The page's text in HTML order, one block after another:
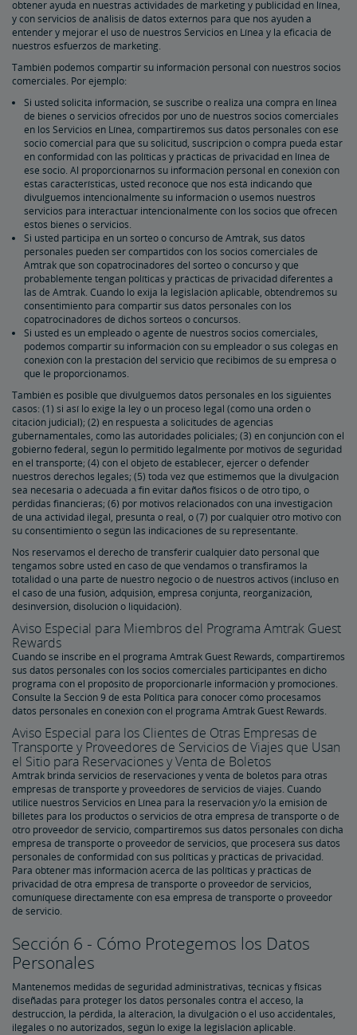
obtener ayuda en nuestras actividades de marketing y publicidad en línea,
y con servicios de análisis de datos externos para que nos ayuden a
entender y mejorar el uso de nuestros Servicios en Línea y la eficacia de
nuestros esfuerzos de marketing.
También podemos compartir su información personal con nuestros socios
comerciales. Por ejemplo:
Si usted solicita información, se suscribe o realiza una compra en línea
de bienes o servicios ofrecidos por uno de nuestros socios comerciales
en los Servicios en Línea, compartiremos sus datos personales con ese
socio comercial para que su solicitud, suscripción o compra pueda estar
en conformidad con las políticas y prácticas de privacidad en línea de
ese socio. Al proporcionarnos su información personal en conexión con
estas características, usted reconoce que nos está indicando que
divulguemos intencionalmente su información o usemos nuestros
servicios para interactuar intencionalmente con los socios que ofrecen
estos bienes o servicios.
Si usted participa en un sorteo o concurso de Amtrak, sus datos
personales pueden ser compartidos con los socios comerciales de
Amtrak que son copatrocinadores del sorteo o concurso y que
probablemente tengan políticas y prácticas de privacidad diferentes a
las de Amtrak. Cuando lo exija la legislación aplicable, obtendremos su
consentimiento para compartir sus datos personales con los
copatrocinadores de dichos sorteos o concursos.
Si usted es un empleado o agente de nuestros socios comerciales,
podemos compartir su información con su empleador o sus colegas en
conexión con la prestación del servicio que recibimos de su empresa o
que le proporcionamos.
También es posible que divulguemos datos personales en los siguientes
casos: (1) si así lo exige la ley o un proceso legal (como una orden o
citación judicial); (2) en respuesta a solicitudes de agencias
gubernamentales, como las autoridades policiales; (3) en conjunción con el
gobierno federal, según lo permitido legalmente por motivos de seguridad
en el transporte; (4) con el objeto de establecer, ejercer o defender
nuestros derechos legales; (5) toda vez que estimemos que la divulgación
sea necesaria o adecuada a fin evitar daños físicos o de otro tipo, o
pérdidas financieras; (6) por motivos relacionados con una investigación
de una actividad ilegal, presunta o real, o (7) por cualquier otro motivo con
su consentimiento o según las indicaciones de su representante.
Nos reservamos el derecho de transferir cualquier dato personal que
tengamos sobre usted en caso de que vendamos o transfiramos la
totalidad o una parte de nuestro negocio o de nuestros activos (incluso en
el caso de una fusión, adquisión, empresa conjunta, reorganización,
desinversión, disolución o liquidación).
Aviso Especial para Miembros del Programa Amtrak Guest
Rewards
Cuando se inscribe en el programa Amtrak Guest Rewards, compartiremos
sus datos personales con los socios comerciales participantes en dicho
programa con el propósito de proporcionarle información y promociones.
Consulte la Sección 9 de esta Política para conocer cómo procesamos
datos personales en conexión con el programa Amtrak Guest Rewards.
Aviso Especial para los Clientes de Otras Empresas de
Transporte y Proveedores de Servicios de Viajes que Usan
el Sitio para Reservaciones y Venta de Boletos
Amtrak brinda servicios de reservaciones y venta de boletos para otras
empresas de transporte y proveedores de servicios de viajes. Cuando
utilice nuestros Servicios en Línea para la reservación y/o la emisión de
billetes para los productos o servicios de otra empresa de transporte o de
otro proveedor de servicio, compartiremos sus datos personales con dicha
empresa de transporte o proveedor de servicios, que proceserá sus datos
personales de conformidad con sus políticas y prácticas de privacidad.
Para obtener más información acerca de las políticas y prácticas de
privacidad de otra empresa de transporte o proveedor de servicios,
comuníquese directamente con esa empresa de transporte o proveedor
de servicio.
Sección 6 - Cómo Protegemos los Datos
Personales
Mantenemos medidas de seguridad administrativas, técnicas y físicas
diseñadas para proteger los datos personales contra el acceso, la
destrucción, la pérdida, la alteración, la divulgación o el uso accidentales,
ilegales o no autorizados, según lo exige la legislación aplicable.